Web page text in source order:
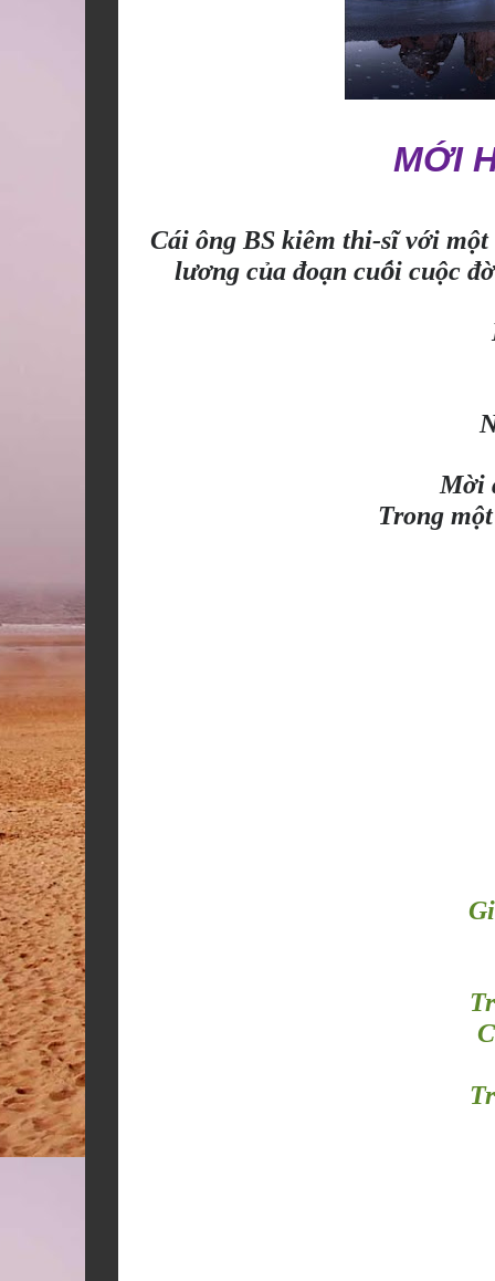
MỚI
Cái ông BS kiêm thi-sĩ với một
lương của đoạn cuối cuộc đờ
Mời
Trong mộ
Gi